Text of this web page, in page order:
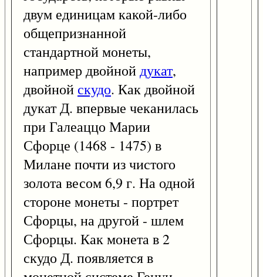
двум единицам какой-либо
общепризнанной
стандартной монеты,
например двойнойдукат,
двойной скудо. Как двойной
дукат Д. впервые чеканилась
при Галеаццо Марии
Сфорце (1468 - 1475) в
Милане почти из чистого
золота весом 6,9 г. На одной
стороне монеты - портрет
Сфорцы, на другой - шлем
Сфорцы. Как монета в 2
скудо Д. появляется в